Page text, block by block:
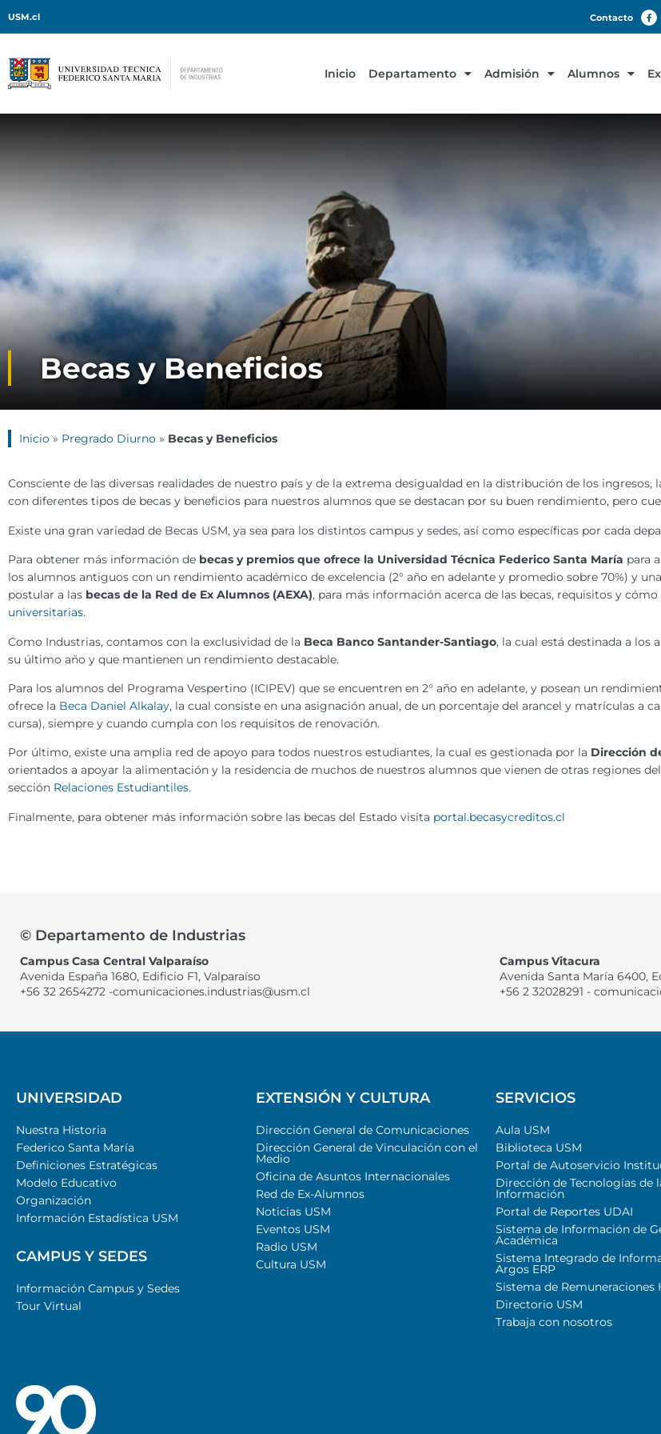
USM.cl Contacto
Inicio Departamento Admisión Alumnos
Becas y Beneficios
Inicio » Pregrado Diurno » Becas y Beneficios
Consciente de las diversas realidades de nuestro país y de la extrema desigualdad en la distribución de los ingresos,
con diferentes tipos de becas y beneficios para nuestros alumnos que se destacan por su buen rendimiento, pero
Existe una gran variedad de Becas USM, ya sea para los distintos campus y sedes, así como específicas por cada
Para obtener más información de becas y premios que ofrece la Universidad Técnica Federico Santa María para
los alumnos antiguos con un rendimiento académico de excelencia (2° año en adelante y promedio sobre 70%) y
postular a las becas de la Red de Ex Alumnos (AEXA), para más información acerca de las becas, requisitos y
universitarias.
Como Industrias, contamos con la exclusividad de la Beca Banco Santander-Santiago, la cual está destinada a los
su último año y que mantienen un rendimiento destacable.
Para los alumnos del Programa Vespertino (ICIPEV) que se encuentren en 2° año en adelante, y posean un
ofrece la Beca Daniel Alkalay, la cual consiste en una asignación anual, de un porcentaje del arancel y matrículas a
cursa), siempre y cuando cumpla con los requisitos de renovación.
Por último, existe una amplia red de apoyo para todos nuestros estudiantes, la cual es gestionada por la Dirección
orientados a apoyar la alimentación y la residencia de muchos de nuestros alumnos que vienen de otras regiones
sección Relaciones Estudiantiles.
Finalmente, para obtener más información sobre las becas del Estado visita portal.becasycreditos.cl
© Departamento de Industrias
Campus Casa Central Valparaíso
Avenida España 1680, Edificio F1, Valparaíso
+56 32 2654272 -comunicaciones.industrias@usm.cl
Campus Vitacura
Avenida Santa María 6400,
+56 2 32028291 -
UNIVERSIDAD
Nuestra Historia
Federico Santa María
Definiciones Estratégicas
Modelo Educativo
Organización
Información Estadística USM
CAMPUS Y SEDES
Información Campus y Sedes
Tour Virtual
EXTENSIÓN Y CULTURA
Dirección General de Comunicaciones
Dirección General de Vinculación con el
Medio
Oficina de Asuntos Internacionales
Red de Ex-Alumnos
Noticias USM
Eventos USM
Radio USM
Cultura USM
SERVICIOS
Aula USM
Biblioteca USM
Portal de Autoservicio
Dirección de Tecnologías de
Información
Portal de Reportes UDAI
Sistema de Información de
Académica
Sistema Integrado de
Argos ERP
Sistema de Remuneraciones
Directorio USM
Trabaja con nosotros